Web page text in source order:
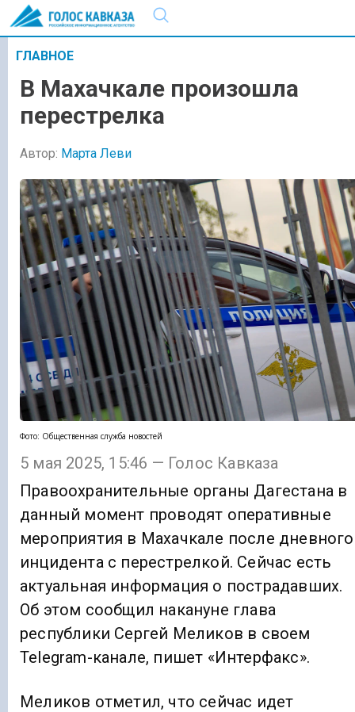
ГЛАВНОЕ
В Махачкале произошла
перестрелка
Автор: Марта Леви
Фото: Общественная служба новостей
5 мая 2025, 15:46 — Голос Кавказа
Правоохранительные органы Дагестана в
данный момент проводят оперативные
мероприятия в Махачкале после дневного
инцидента с перестрелкой. Сейчас есть
актуальная информация о пострадавших.
Об этом сообщил накануне глава
республики Сергей Меликов в своем
Telegram-канале, пишет «Интерфакс».
Меликов отметил, что сейчас идет